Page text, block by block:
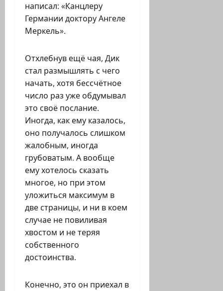
написал: «Канцлеру
Германии доктору Ангеле
Меркель».
Отхлебнув ещё чая, Дик
стал размышлять с чего
начать, хотя бессчётное
число раз уже обдумывал
это своё послание.
Иногда, как ему казалось,
оно получалось слишком
жалобным, иногда
грубоватым. А вообще
ему хотелось сказать
многое, но при этом
уложиться максимум в
две страницы, и ни в коем
случае не повиливая
хвостом и не теряя
собственного
достоинства.
Конечно, это он приехал в